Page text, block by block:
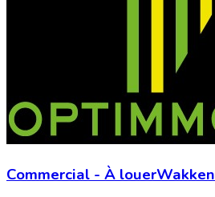
Commercial - À louerWakken